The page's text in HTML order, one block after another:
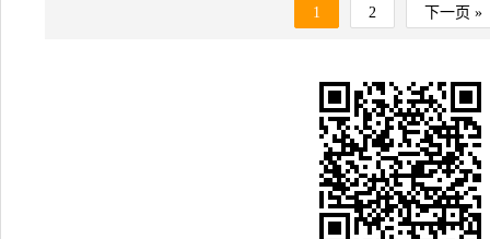
1 2 下一页 »